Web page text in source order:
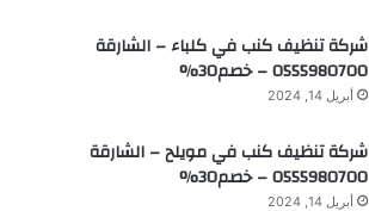
شركة تنظيف كنب في كلباء – الشارقة
0555980700 – خصم30%
أبريل 14, 2024
شركة تنظيف كنب في مويلح – الشارقة
0555980700 – خصم30%
أبريل 14, 2024